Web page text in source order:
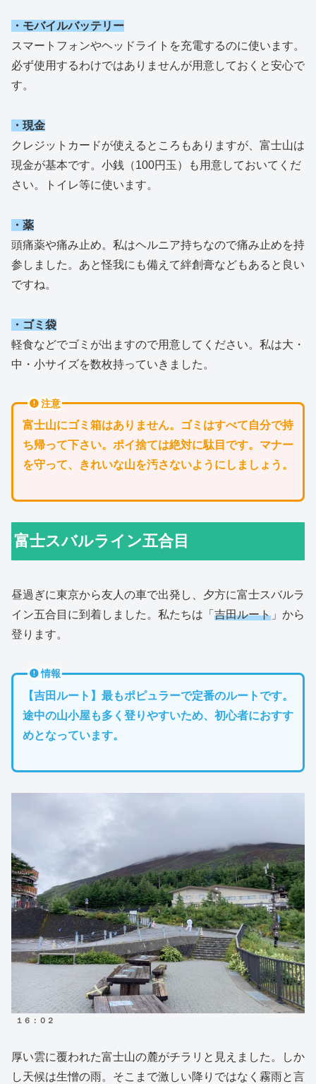
・モバイルバッテリー
スマートフォンやヘッドライトを充電するのに使います。
必ず使用するわけではありませんが用意しておくと安心で
す。
・現金
クレジットカードが使えるところもありますが、富士山は
現金が基本です。小銭（100円玉）も用意しておいてくだ
さい。トイレ等に使います。
・薬
頭痛薬や痛み止め。私はヘルニア持ちなので痛み止めを持
参しました。あと怪我にも備えて絆創膏などもあると良い
ですね。
・ゴミ袋
軽食などでゴミが出ますので用意してください。私は大・
中・小サイズを数枚持っていきました。
注意
富士山にゴミ箱はありません。ゴミはすべて自分で持
ち帰って下さい。ポイ捨ては絶対に駄目です。マナー
を守って、きれいな山を汚さないようにしましょう。
富士スバルライン五合目
昼過ぎに東京から友人の車で出発し、夕方に富士スバルラ
イン五合目に到着しました。私たちは「 吉田ルート 」から
登ります。
情報
【吉田ルート】最もポピュラーで定番のルートです。
途中の山小屋も多く登りやすいため、初心者におすす
めとなっています。
１６：０２
厚い雲に覆われた富士山の麓がチラリと見えました。しか
し天候は生憎の雨。そこまで激しい降りではなく霧雨と言